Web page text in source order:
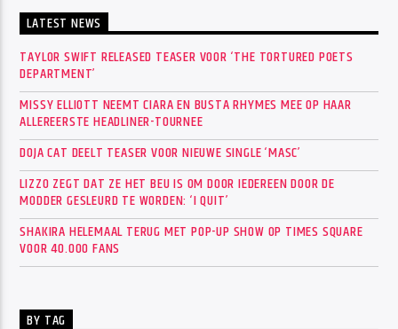
LATEST NEWS
TAYLOR SWIFT RELEASED TEASER VOOR ‘THE TORTURED POETS
DEPARTMENT’
MISSY ELLIOTT NEEMT CIARA EN BUSTA RHYMES MEE OP HAAR
ALLEREERSTE HEADLINER-TOURNEE
DOJA CAT DEELT TEASER VOOR NIEUWE SINGLE ‘MASC’
LIZZO ZEGT DAT ZE HET BEU IS OM DOOR IEDEREEN DOOR DE
MODDER GESLEURD TE WORDEN: ‘I QUIT’
SHAKIRA HELEMAAL TERUG MET POP-UP SHOW OP TIMES SQUARE
VOOR 40.000 FANS
BY TAG